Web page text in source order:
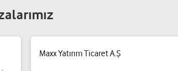
Maxx Yatırım Ticaret A.Ş